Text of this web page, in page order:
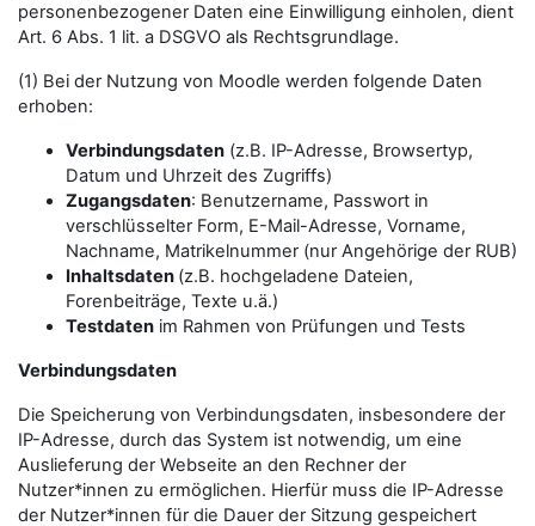
personenbezogener Daten eine Einwilligung einholen, dient
Art. 6 Abs. 1 lit. a DSGVO als Rechtsgrundlage.
(1) Bei der Nutzung von Moodle werden folgende Daten
erhoben:
Verbindungsdaten (z.B. IP-Adresse, Browsertyp,
Datum und Uhrzeit des Zugriffs)
Zugangsdaten: Benutzername, Passwort in
verschlüsselter Form, E-Mail-Adresse, Vorname,
Nachname, Matrikelnummer (nur Angehörige der RUB)
Inhaltsdaten (z.B. hochgeladene Dateien,
Forenbeiträge, Texte u.ä.)
Testdaten im Rahmen von Prüfungen und Tests
Verbindungsdaten
Die Speicherung von Verbindungsdaten, insbesondere der
IP-Adresse, durch das System ist notwendig, um eine
Auslieferung der Webseite an den Rechner der
Nutzer*innen zu ermöglichen. Hierfür muss die IP-Adresse
der Nutzer*innen für die Dauer der Sitzung gespeichert